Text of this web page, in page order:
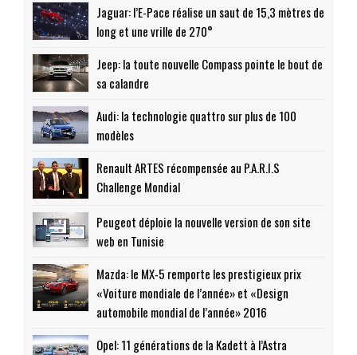
Jaguar: l’E-Pace réalise un saut de 15,3 mètres de
long et une vrille de 270°
Jeep: la toute nouvelle Compass pointe le bout de
sa calandre
Audi: la technologie quattro sur plus de 100
modèles
Renault ARTES récompensée au P.A.R.I.S
Challenge Mondial
Peugeot déploie la nouvelle version de son site
web en Tunisie
Mazda: le MX-5 remporte les prestigieux prix
«Voiture mondiale de l’année» et «Design
automobile mondial de l’année» 2016
Opel: 11 générations de la Kadett à l’Astra